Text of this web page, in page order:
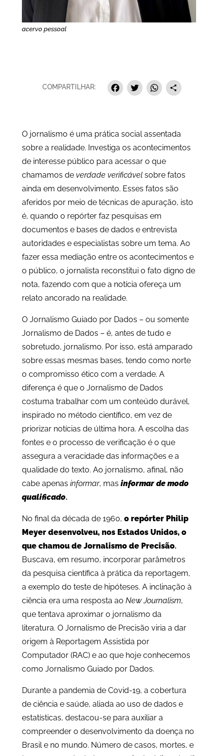
acervo pessoal
COMPARTILHAR: Facebook
Twitter
O jornalismo é uma prática social assentada
sobre a realidade. Investiga os acontecimentos
de interesse público para acessar o que
chamamos de verdade verificávelsobre fatos
ainda em desenvolvimento. Esses fatos são
aferidos por meio de técnicas de apuração, isto
é, quando o repórter faz pesquisas em
documentos e bases de dados e entrevista
autoridades e especialistas sobre um tema. Ao
fazer essa mediação entre os acontecimentos e
o público, o jornalista reconstitui o fato digno de
nota, fazendo com que a notícia ofereça um
relato ancorado na realidade.
O Jornalismo Guiado por Dados – ou somente
Jornalismo de Dados – é, antes de tudo e
sobretudo, jornalismo. Por isso, está amparado
sobre essas mesmas bases, tendo como norte
o compromisso ético com a verdade. A
diferença é que o Jornalismo de Dados
costuma trabalhar com um conteúdo durável,
inspirado no método científico, em vez de
priorizar notícias de última hora. A escolha das
fontes e o processo de verificação é o que
assegura a veracidade das informações e a
qualidade do texto. Ao jornalismo, afinal, não
cabe apenas informar, masinformar de modo
qualificado.
No final da década de 1960, o repórter Philip
Meyer desenvolveu, nos Estados Unidos, o
que chamou de Jornalismo de Precisão.
Buscava, em resumo, incorporar parâmetros
da pesquisa científica à prática da reportagem,
a exemplo do teste de hipóteses. A inclinação à
ciência era uma resposta ao New Journalism,
que tentava aproximar o jornalismo da
literatura. O Jornalismo de Precisão viria a dar
origem à Reportagem Assistida por
Computador (RAC) e ao que hoje conhecemos
como Jornalismo Guiado por Dados.
Durante a pandemia de Covid-19, a cobertura
de ciência e saúde, aliada ao uso de dados e
estatísticas, destacou-se para auxiliar a
compreender o desenvolvimento da doença no
Brasil e no mundo. Número de casos, mortes, e